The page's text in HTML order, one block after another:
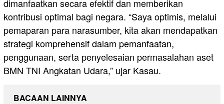
dimanfaatkan secara efektif dan memberikan
kontribusi optimal bagi negara. “Saya optimis, melalui
pemaparan para narasumber, kita akan mendapatkan
strategi komprehensif dalam pemanfaatan,
penggunaan, serta penyelesaian permasalahan aset
BMN TNI Angkatan Udara,” ujar Kasau.
BACAAN LAINNYA